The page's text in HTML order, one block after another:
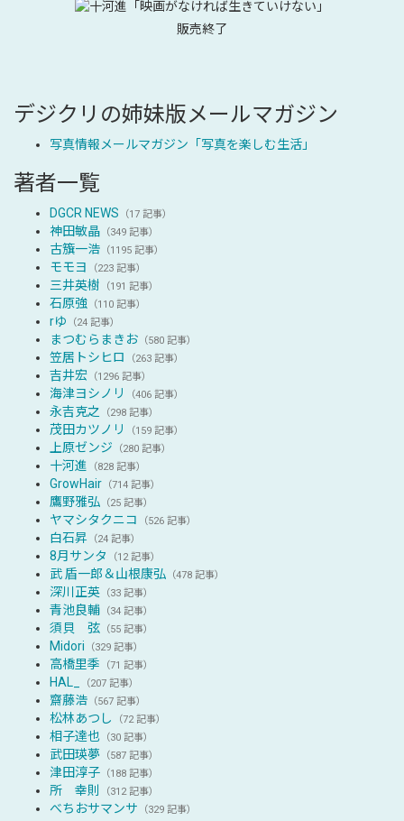
販売終了
デジクリの姉妹版メールマガジン
写真情報メールマガジン「写真を楽しむ生活」
著者一覧
DGCR NEWS （17 記事）
神田敏晶 （349 記事）
古籏一浩 （1195 記事）
モモヨ （223 記事）
三井英樹 （191 記事）
石原強 （110 記事）
rゆ （24 記事）
まつむらまきお （580 記事）
笠居トシヒロ （263 記事）
吉井宏 （1296 記事）
海津ヨシノリ （406 記事）
永吉克之 （298 記事）
茂田カツノリ （159 記事）
上原ゼンジ （280 記事）
十河進 （828 記事）
GrowHair （714 記事）
鷹野雅弘 （25 記事）
ヤマシタクニコ （526 記事）
白石昇 （24 記事）
8月サンタ （12 記事）
武 盾一郎＆山根康弘 （478 記事）
深川正英 （33 記事）
青池良輔 （34 記事）
須貝 弦 （55 記事）
Midori （329 記事）
高橋里季 （71 記事）
HAL_ （207 記事）
齋藤浩 （567 記事）
松林あつし （72 記事）
相子達也 （30 記事）
武田瑛夢 （587 記事）
津田淳子 （188 記事）
所 幸則 （312 記事）
べちおサマンサ （329 記事）